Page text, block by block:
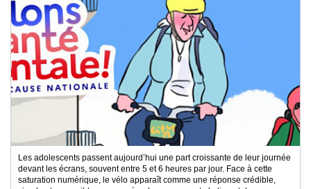
Les adolescents passent aujourd’hui une part croissante de leur journée
devant les écrans, souvent entre 5 et 6 heures par jour. Face à cette
saturation numérique, le vélo apparaît comme une réponse crédible,